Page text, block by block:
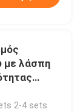
με λάσπη
πάγου
2-4 sets